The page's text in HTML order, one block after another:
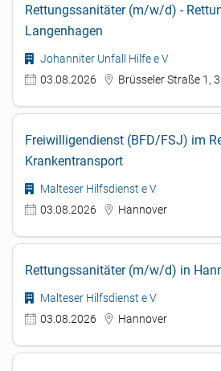
Rettungssanitäter (m/w/d) -
Langenhagen
Johanniter Unfall Hilfe e V
03.08.2026
Brüsseler Straße 1,
Freiwilligendienst (BFD/FSJ) im
Krankentransport
Malteser Hilfsdienst e V
03.08.2026
Hannover
Rettungssanitäter (m/w/d) in
Malteser Hilfsdienst e V
03.08.2026
Hannover